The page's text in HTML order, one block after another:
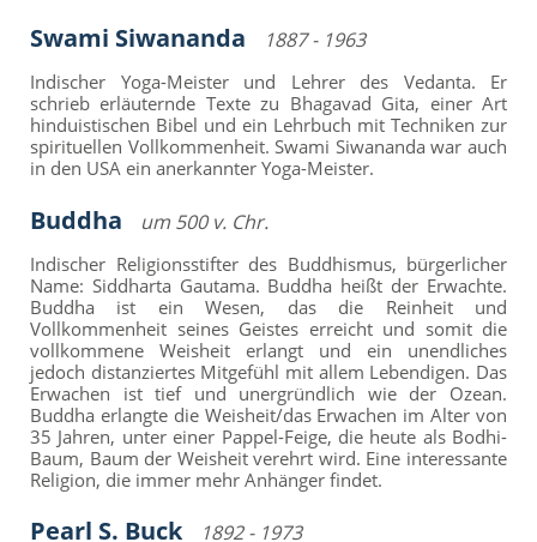
Swami Siwananda 1887 - 1963
Indischer Yoga-Meister und Lehrer des Vedanta. Er
schrieb erläuternde Texte zu Bhagavad Gita, einer Art
hinduistischen Bibel und ein Lehrbuch mit Techniken zur
spirituellen Vollkommenheit. Swami Siwananda war auch
in den USA ein anerkannter Yoga-Meister.
Buddha um 500 v. Chr.
Indischer Religionsstifter des Buddhismus, bürgerlicher
Name: Siddharta Gautama. Buddha heißt der Erwachte.
Buddha ist ein Wesen, das die Reinheit und
Vollkommenheit seines Geistes erreicht und somit die
vollkommene Weisheit erlangt und ein unendliches
jedoch distanziertes Mitgefühl mit allem Lebendigen. Das
Erwachen ist tief und unergründlich wie der Ozean.
Buddha erlangte die Weisheit/das Erwachen im Alter von
35 Jahren, unter einer Pappel-Feige, die heute als Bodhi-
Baum, Baum der Weisheit verehrt wird. Eine interessante
Religion, die immer mehr Anhänger findet.
Pearl S. Buck 1892 - 1973